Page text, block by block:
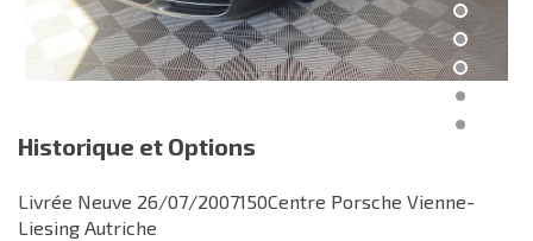
Historique et Options
Livrée Neuve 26/07/2007150Centre Porsche Vienne-
Liesing Autriche